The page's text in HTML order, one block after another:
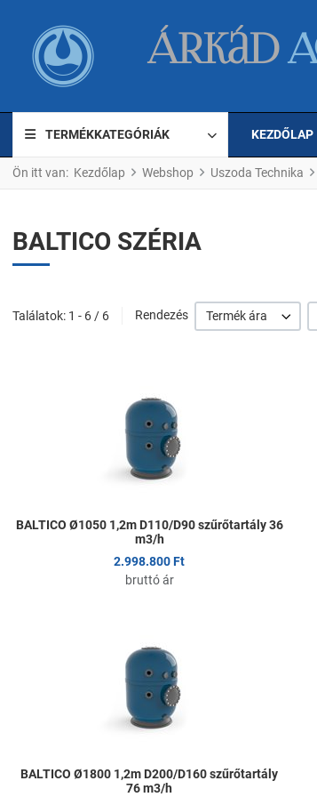
TERMÉKKATEGÓRIÁK KEZDŐLAP
Ön itt van: Kezdőlap Webshop Uszoda Technika
BALTICO SZÉRIA
Találatok: 1 - 6 / 6 Rendezés Termék ára
BALTICO Ø1050 1,2m D110/D90 szűrőtartály 36
m3/h
2.998.800 Ft
bruttó ár
BALTICO Ø1800 1,2m D200/D160 szűrőtartály
76 m3/h